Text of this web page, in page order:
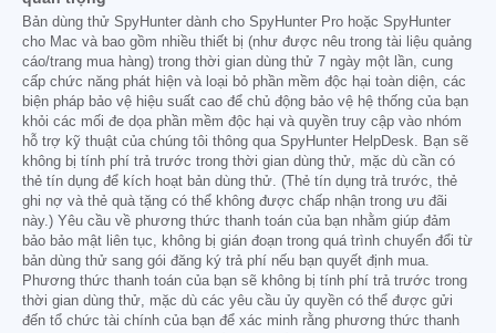
Bản dùng thử SpyHunter dành cho SpyHunter Pro hoặc SpyHunter
cho Mac và bao gồm nhiều thiết bị (như được nêu trong tài liệu quảng
cáo/trang mua hàng) trong thời gian dùng thử 7 ngày một lần, cung
cấp chức năng phát hiện và loại bỏ phần mềm độc hại toàn diện, các
biện pháp bảo vệ hiệu suất cao để chủ động bảo vệ hệ thống của bạn
khỏi các mối đe dọa phần mềm độc hại và quyền truy cập vào nhóm
hỗ trợ kỹ thuật của chúng tôi thông qua SpyHunter HelpDesk. Bạn sẽ
không bị tính phí trả trước trong thời gian dùng thử, mặc dù cần có
thẻ tín dụng để kích hoạt bản dùng thử. (Thẻ tín dụng trả trước, thẻ
ghi nợ và thẻ quà tặng có thể không được chấp nhận trong ưu đãi
này.) Yêu cầu về phương thức thanh toán của bạn nhằm giúp đảm
bảo bảo mật liên tục, không bị gián đoạn trong quá trình chuyển đổi từ
bản dùng thử sang gói đăng ký trả phí nếu bạn quyết định mua.
Phương thức thanh toán của bạn sẽ không bị tính phí trả trước trong
thời gian dùng thử, mặc dù các yêu cầu ủy quyền có thể được gửi
đến tổ chức tài chính của bạn để xác minh rằng phương thức thanh